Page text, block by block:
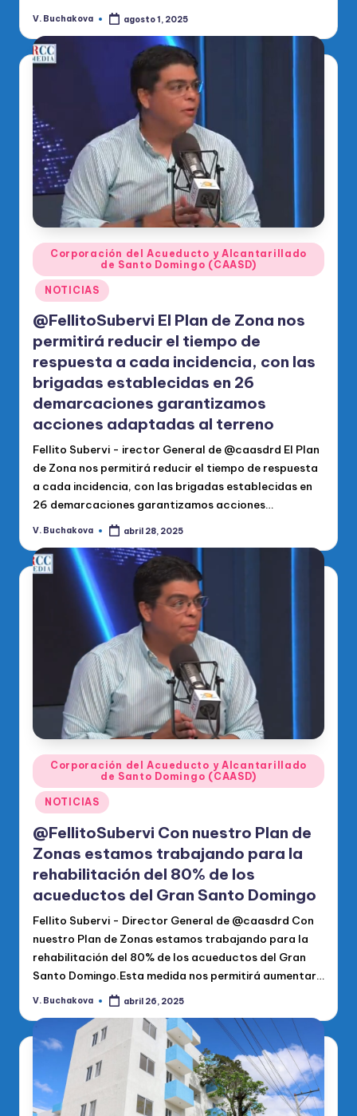
Publicado
V. Buchakova agosto 1, 2025
Publicado
en
Corporación del Acueducto y Alcantarillado
de Santo Domingo (CAASD)
NOTICIAS
@FellitoSubervi El Plan de Zona nos
permitirá reducir el tiempo de
respuesta a cada incidencia, con las
brigadas establecidas en 26
demarcaciones garantizamos
acciones adaptadas al terreno
Fellito Subervi - irector General de @caasdrd El Plan
de Zona nos permitirá reducir el tiempo de respuesta
a cada incidencia, con las brigadas establecidas en
26 demarcaciones garantizamos acciones…
Publicado
V. Buchakova abril 28, 2025
Publicado
en
Corporación del Acueducto y Alcantarillado
de Santo Domingo (CAASD)
NOTICIAS
@FellitoSubervi Con nuestro Plan de
Zonas estamos trabajando para la
rehabilitación del 80% de los
acueductos del Gran Santo Domingo
Fellito Subervi - Director General de @caasdrd Con
nuestro Plan de Zonas estamos trabajando para la
rehabilitación del 80% de los acueductos del Gran
Santo Domingo.Esta medida nos permitirá aumentar…
Publicado
V. Buchakova abril 26, 2025